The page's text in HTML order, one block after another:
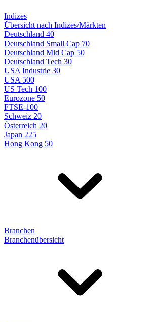
Indizes
Übersicht nach Indizes/Märkten
Deutschland 40
Deutschland Small Cap 70
Deutschland Mid Cap 50
Deutschland Tech 30
USA Industrie 30
USA 500
US Tech 100
Eurozone 50
FTSE-100
Schweiz 20
Österreich 20
Japan 225
Hong Kong 50
Branchen
Branchenübersicht